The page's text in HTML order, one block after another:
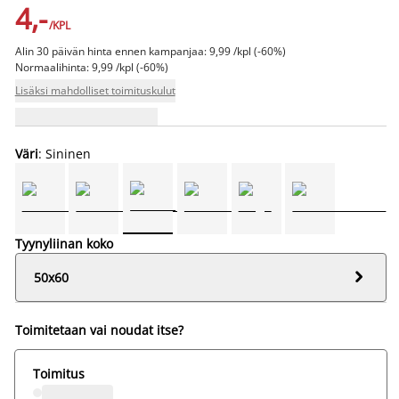
4,-/KPL
Alin 30 päivän hinta ennen kampanjaa: 9,99 /kpl (-60%)
Normaalihinta: 9,99 /kpl (-60%)
Lisäksi mahdolliset toimituskulut
Väri: Sininen
Tyynyliinan koko
50x60

Toimitetaan vai noudat itse?
Toimitus